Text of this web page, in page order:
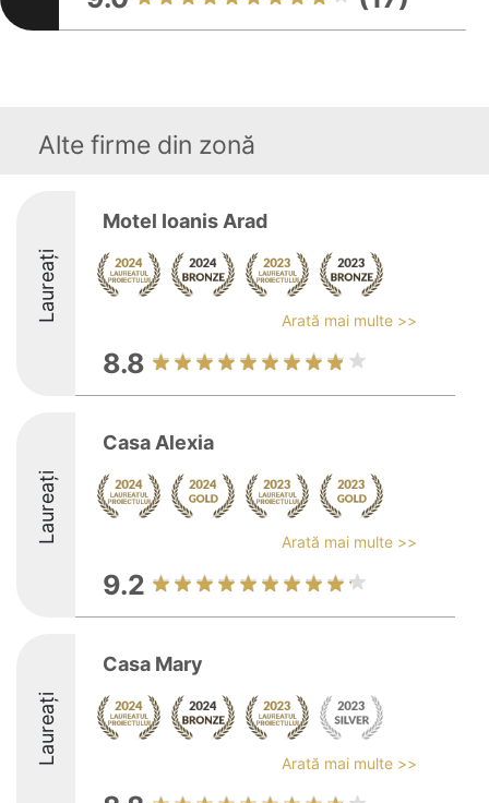
Alte firme din zonă
Laureați
Motel Ioanis Arad
Arată mai multe >>
8.8
Laureați
Casa Alexia
Arată mai multe >>
9.2
Laureați
Casa Mary
Arată mai multe >>